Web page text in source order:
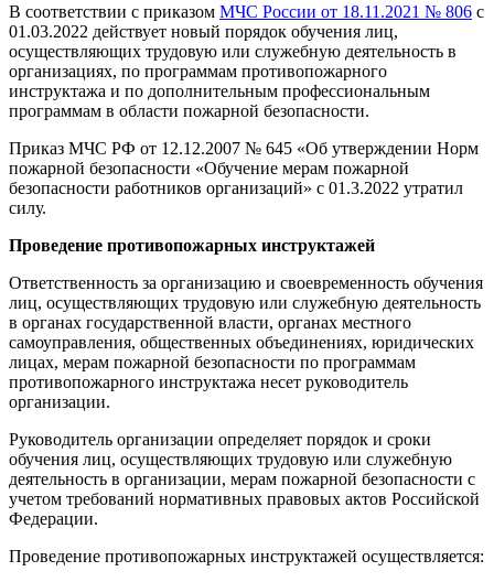
В соответствии с приказом МЧС России от 18.11.2021 № 806 с
01.03.2022 действует новый порядок обучения лиц,
осуществляющих трудовую или служебную деятельность в
организациях, по программам противопожарного
инструктажа и по дополнительным профессиональным
программам в области пожарной безопасности.
Приказ МЧС РФ от 12.12.2007 № 645 «Об утверждении Норм
пожарной безопасности «Обучение мерам пожарной
безопасности работников организаций» с 01.3.2022 утратил
силу.
Проведение противопожарных инструктажей
Ответственность за организацию и своевременность обучения
лиц, осуществляющих трудовую или служебную деятельность
в органах государственной власти, органах местного
самоуправления, общественных объединениях, юридических
лицах, мерам пожарной безопасности по программам
противопожарного инструктажа несет руководитель
организации.
Руководитель организации определяет порядок и сроки
обучения лиц, осуществляющих трудовую или служебную
деятельность в организации, мерам пожарной безопасности с
учетом требований нормативных правовых актов Российской
Федерации.
Проведение противопожарных инструктажей осуществляется: